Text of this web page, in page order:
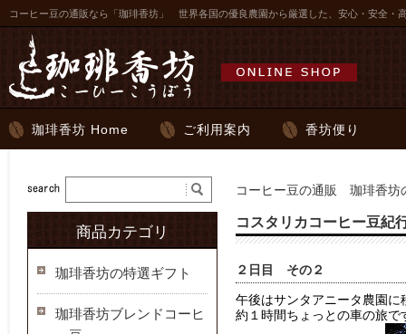
コーヒー豆の通販なら「珈琲香坊」 世界各国の優良農園から厳選した、安心・安全・
珈琲香坊 Home ご利用案内 香坊便り
コーヒー豆の通販 珈琲香坊
コスタリカコーヒー豆紀
２日目 その２
午後はサンタアニータ農園に
約１時間ちょっとの車の旅で
商品カテゴリ
珈琲香坊の特選ギフト
珈琲香坊ブレンドコーヒ